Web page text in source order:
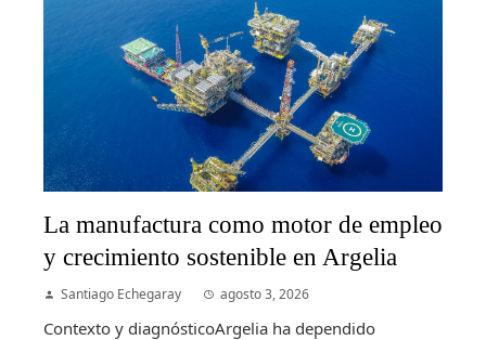
La manufactura como motor de empleo
y crecimiento sostenible en Argelia
Santiago Echegaray agosto 3, 2026
Contexto y diagnósticoArgelia ha dependido